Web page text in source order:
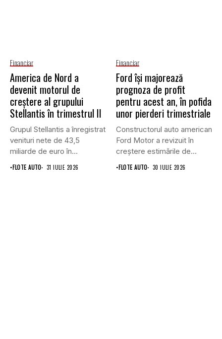
Financiar
America de Nord a
devenit motorul de
creștere al grupului
Stellantis în trimestrul II
Grupul Stellantis a înregistrat
venituri nete de 43,5
miliarde de euro în...
•FLOTE AUTO 31 IULIE 2026
Financiar
Ford își majorează
prognoza de profit
pentru acest an, în pofida
unor pierderi trimestriale
Constructorul auto american
Ford Motor a revizuit în
creștere estimările de
profit...
•FLOTE AUTO 30 IULIE 2026